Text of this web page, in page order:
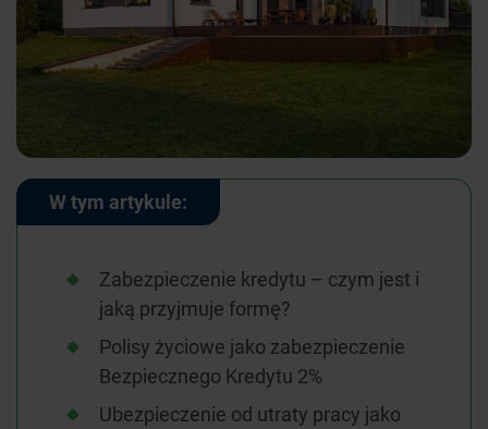
W tym artykule:
Zabezpieczenie kredytu – czym jest i
jaką przyjmuje formę?
Polisy życiowe jako zabezpieczenie
Bezpiecznego Kredytu 2%
Ubezpieczenie od utraty pracy jako